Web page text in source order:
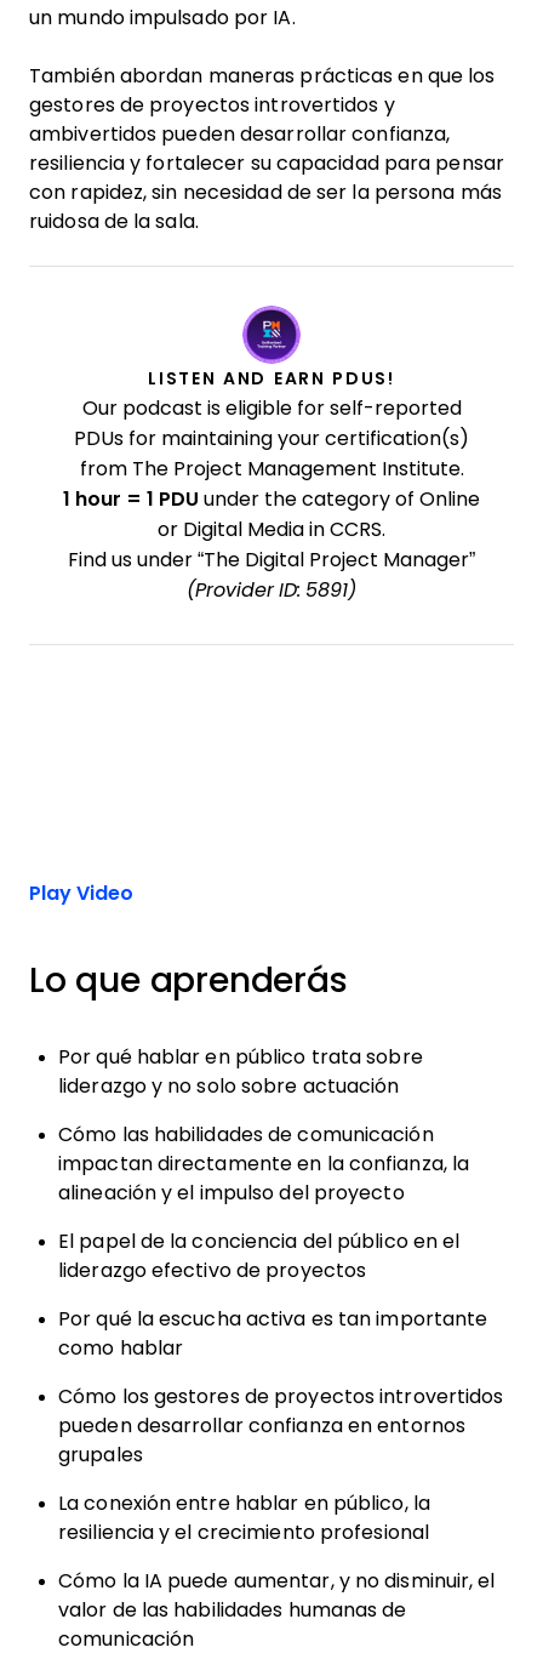
un mundo impulsado por IA.
También abordan maneras prácticas en que los
gestores de proyectos introvertidos y
ambivertidos pueden desarrollar confianza,
resiliencia y fortalecer su capacidad para pensar
con rapidez, sin necesidad de ser la persona más
ruidosa de la sala.
LISTEN AND EARN PDUS!
Our podcast is eligible for self-reported
PDUs for maintaining your certification(s)
from The Project Management Institute.
1 hour = 1 PDU under the category of Online
or Digital Media in CCRS.
Find us under “The Digital Project Manager”
(Provider ID: 5891)
Play Video
Lo que aprenderás
Por qué hablar en público trata sobre
liderazgo y no solo sobre actuación
Cómo las habilidades de comunicación
impactan directamente en la confianza, la
alineación y el impulso del proyecto
El papel de la conciencia del público en el
liderazgo efectivo de proyectos
Por qué la escucha activa es tan importante
como hablar
Cómo los gestores de proyectos introvertidos
pueden desarrollar confianza en entornos
grupales
La conexión entre hablar en público, la
resiliencia y el crecimiento profesional
Cómo la IA puede aumentar, y no disminuir, el
valor de las habilidades humanas de
comunicación